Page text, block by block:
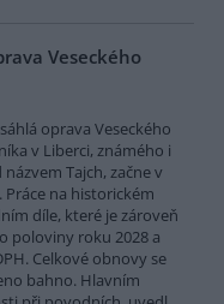
Veseckého
oprava Veseckého
v Liberci, známého i
názvem Tajch, začne v
Práce na historickém
díle, které je zároveň
poloviny roku 2028 a
Celkové obnovy se
bahno. Hlavním